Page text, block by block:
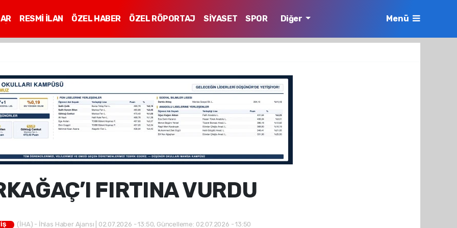
RESMİ İLAN ÖZEL HABER ÖZEL RÖPORTAJ SİYASET
SPOR
Diğer Menü
FIRTINA VURDU
(İHA) - İhlas Haber Ajansı | 02.07.2026 - 13:50, Güncelleme: 02.07.2026 - 13:50